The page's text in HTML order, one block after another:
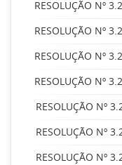
RESOLUÇÃO Nº
RESOLUÇÃO Nº
RESOLUÇÃO Nº
RESOLUÇÃO Nº
RESOLUÇÃO Nº
RESOLUÇÃO Nº
RESOLUÇÃO Nº